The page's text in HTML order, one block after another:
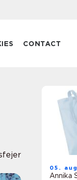
CONTACT
05.
Annika